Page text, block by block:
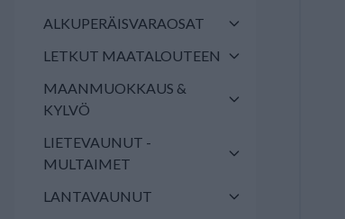
ALKUPERÄISVARAOSAT
LETKUT MAATALOUTEEN
MAANMUOKKAUS &
KYLVÖ
LIETEVAUNUT -
MULTAIMET
LANTAVAUNUT